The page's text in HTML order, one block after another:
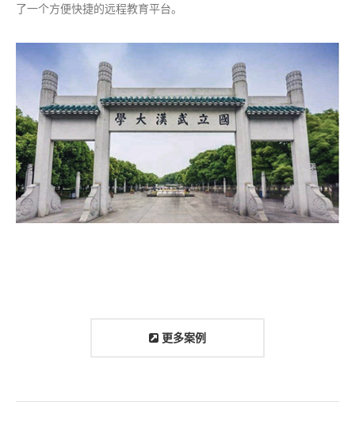
了一个方便快捷的远程教育平台。
更多案例